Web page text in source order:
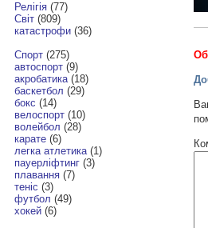
Релігія(77)
Світ(809)
катастрофи(36)
Спорт(275)
автоспорт(9)
акробатика(18)
баскетбол (29)
бокс (14)
велоспорт(10)
волейбол (28)
карате(6)
легка атлетика(1)
пауерліфтинг(3)
плавання(7)
теніс (3)
футбол (49)
хокей(6)